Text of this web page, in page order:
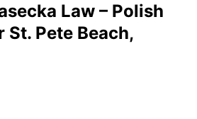
Law – Polish
Pete Beach,